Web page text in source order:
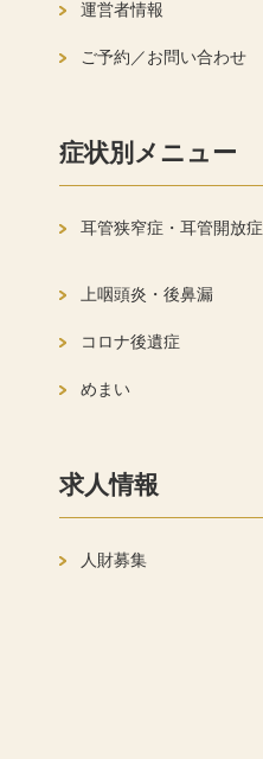
運営者情報
ご予約／お問い合わせ
症状別メニュー
耳管狭窄症・耳管開放症
上咽頭炎・後鼻漏
コロナ後遺症
めまい
求人情報
人財募集